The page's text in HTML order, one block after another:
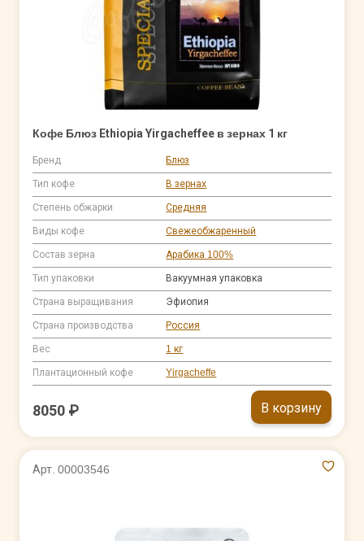
Кофе Блюз Ethiopia Yirgacheffee в зернах 1 кг
Бренд Блюз
Тип кофе В зернах
Степень обжарки Средняя
Виды кофе Свежеобжаренный
Состав зерна Арабика 100%
Тип упаковки Вакуумная упаковка
Страна выращивания Эфиопия
Страна производства Россия
Вес 1 кг
Плантационный кофе Yirgacheffe
8050 ₽ В корзину
Арт. 00003546